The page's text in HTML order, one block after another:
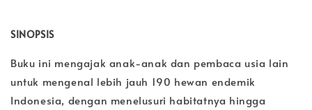
SINOPSIS
Buku ini mengajak anak-anak dan pembaca usia lain
untuk mengenal lebih jauh 190 hewan endemik
Indonesia, dengan menelusuri habitatnya hingga